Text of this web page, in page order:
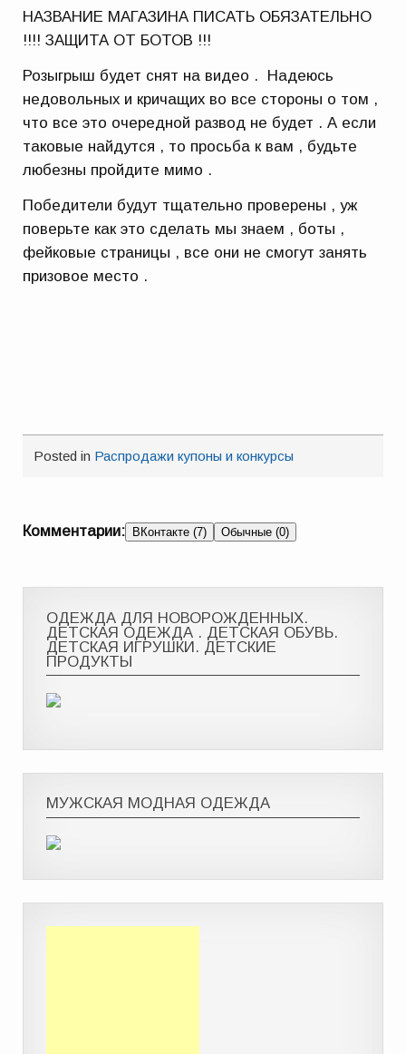
НАЗВАНИЕ МАГАЗИНА ПИСАТЬ ОБЯЗАТЕЛЬНО
!!!! ЗАЩИТА ОТ БОТОВ !!!
Розыгрыш будет снят на видео . Надеюсь
недовольных и кричащих во все стороны о том ,
что все это очередной развод не будет . А если
таковые найдутся , то просьба к вам , будьте
любезны пройдите мимо .
Победители будут тщательно проверены , уж
поверьте как это сделать мы знаем , боты ,
фейковые страницы , все они не смогут занять
призовое место .
Posted in Распродажи купоны и конкурсы
Комментарии: ВКонтакте (7) Обычные (0)
ОДЕЖДА ДЛЯ НОВОРОЖДЕННЫХ.
ДЕТСКАЯ ОДЕЖДА . ДЕТСКАЯ ОБУВЬ.
ДЕТСКАЯ ИГРУШКИ. ДЕТСКИЕ
ПРОДУКТЫ
МУЖСКАЯ МОДНАЯ ОДЕЖДА